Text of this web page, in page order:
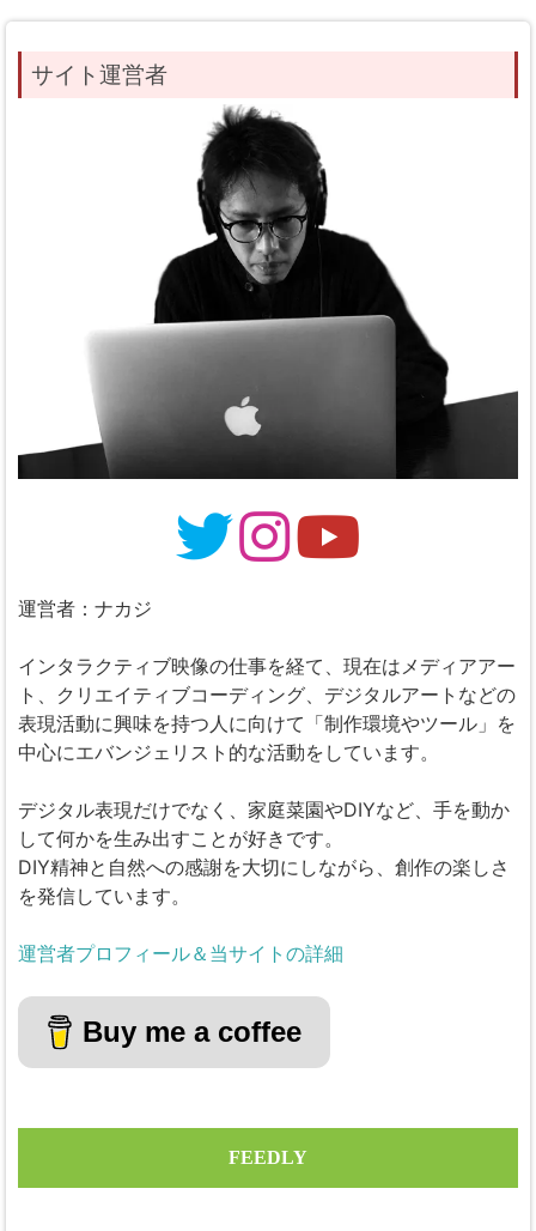
サイト運営者
運営者：ナカジ
インタラクティブ映像の仕事を経て、現在はメディアアー
ト、クリエイティブコーディング、デジタルアートなどの
表現活動に興味を持つ人に向けて「制作環境やツール」を
中心にエバンジェリスト的な活動をしています。
デジタル表現だけでなく、家庭菜園やDIYなど、手を動か
して何かを生み出すことが好きです。
DIY精神と自然への感謝を大切にしながら、創作の楽しさ
を発信しています。
運営者プロフィール＆当サイトの詳細
Buy me a coffee
FEEDLY